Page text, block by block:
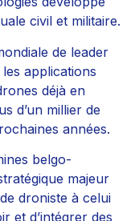
civil et militaire.
de leader
applications
déjà en
d’un millier de
années.
belgo-
majeur
droniste à celui
et d’intégrer des